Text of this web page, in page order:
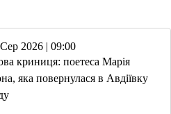
2026 | 09:00
криниця: поетеса Марія
яка повернулася в Авдіївку